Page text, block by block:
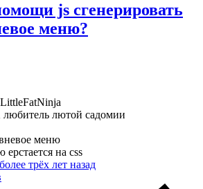
js сгенерировать
меню?
любитель лютой садомии
меню
ерстается на css
более трёх лет назад